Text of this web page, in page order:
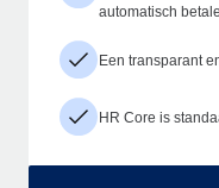
automatisch
Een transparant
HR Core is